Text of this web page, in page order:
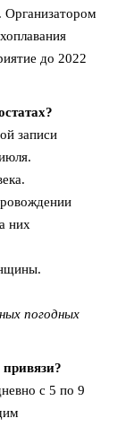
Организатором
до 2022
записи
них
погодных
с 5 по 9